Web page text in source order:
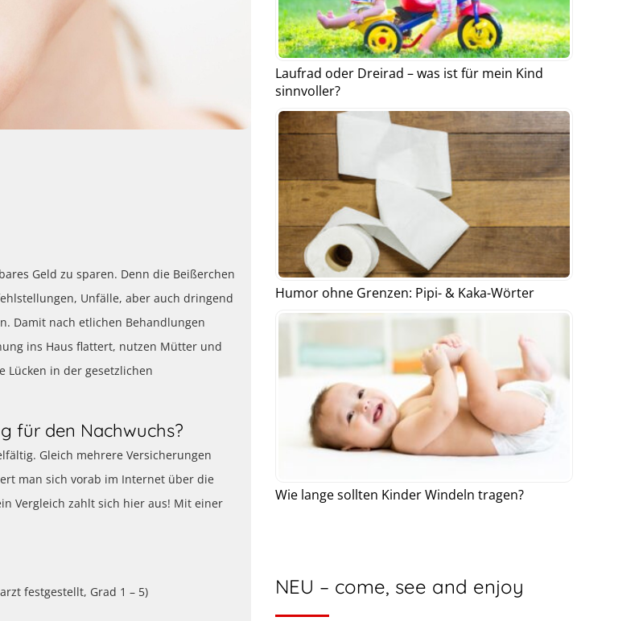
Geld zu sparen. Denn die Beißerchen
Unfälle, aber auch dringend
Damit nach etlichen Behandlungen
ins Haus flattert, nutzen Mütter und
Lücken in der gesetzlichen
für den Nachwuchs?
Gleich mehrere Versicherungen
man sich vorab im Internet über die
Vergleich zahlt sich hier aus! Mit einer
festgestellt, Grad 1 – 5)
Laufrad oder Dreirad – was ist für mein Kind
sinnvoller?
Humor ohne Grenzen: Pipi- & Kaka-Wörter
Wie lange sollten Kinder Windeln tragen?
NEU – come, see and enjoy